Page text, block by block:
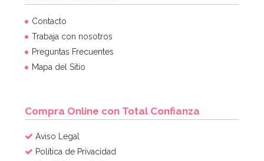
Contacto
Trabaja con nosotros
Preguntas Frecuentes
Mapa del Sitio
Compra Online con Total Confianza
Aviso Legal
Política de Privacidad